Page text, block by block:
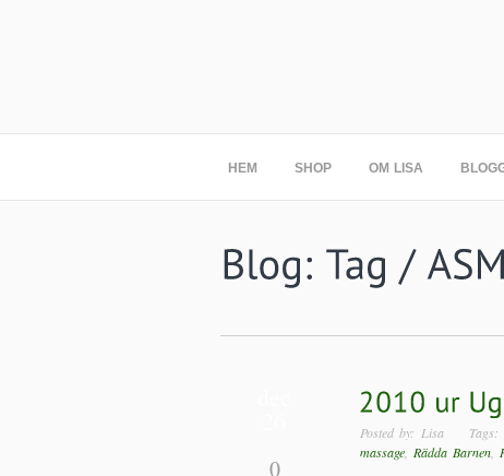
HEM SHOP OM LISA
0
Posted by: Lisa Tags:
massage Rädda Barnen